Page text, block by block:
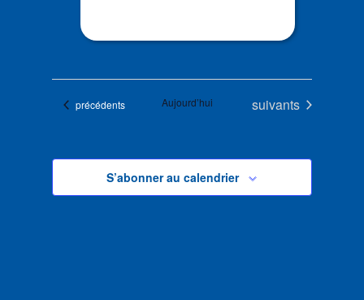
Évènements
précédents Aujourd’hui Évènements
suivants
S’abonner au calendrier